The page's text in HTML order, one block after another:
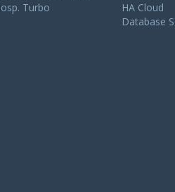
Turbo
HA Cloud
Database